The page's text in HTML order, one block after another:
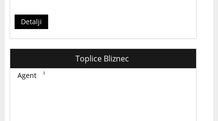
Detalji
Toplice Bliznec
Agent